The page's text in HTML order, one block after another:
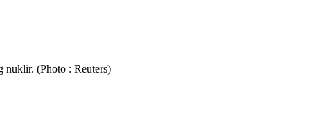
nuklir. (Photo : Reuters)